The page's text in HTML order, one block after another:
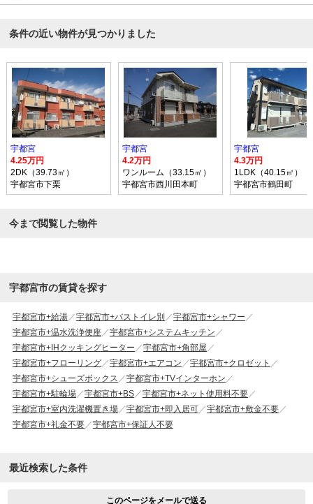
条件の近い物件が見つかりました
宇都宮
4.25万円
2DK（39.73㎡）
宇都宮市下栗
宇都宮
4.2万円
ワンルーム（33.15㎡）
宇都宮市西川田本町
宇都宮
4.3万円
1LDK（40.15㎡）
宇都宮市鶴田町
今まで閲覧した物件
宇都宮市の賃貸を探す
宇都宮市+給湯 宇都宮市+バストイレ別
宇都宮市+シャワー
宇都宮市+温水洗浄便座
宇都宮市+システムキッチン
宇都宮市+IHクッキングヒーター
宇都宮市+角部屋
宇都宮市+フローリング
宇都宮市+エアコン
宇都宮市+クロゼット
宇都宮市+シューズボックス
宇都宮市+TVインターホン
宇都宮市+駐輪場
宇都宮市+BS
宇都宮市+ネット使用料不要
宇都宮市+室内洗濯機置き場
宇都宮市+即入居可
宇都宮市+敷金不要
宇都宮市+礼金不要
宇都宮市+保証人不要
最近検索した条件
このページをメールで送る